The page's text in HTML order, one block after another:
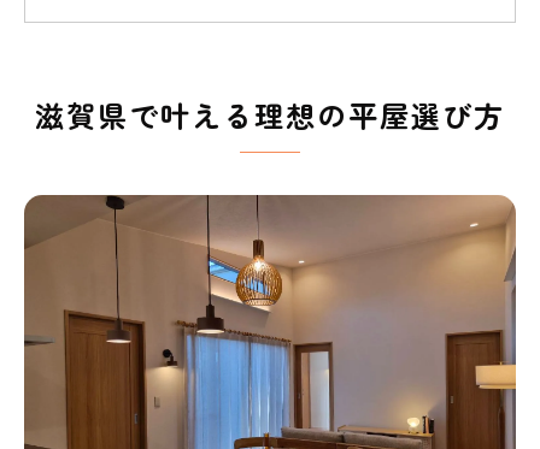
滋賀県で注目の平屋ハウスメーカー比較
法
平屋住宅の人気デザインと選び方のポイ
平屋ランキング活用で後悔しない家づくり
平屋ランキングを活用した比較ポイント
紹介
口コミや評判から見る平屋の選び方ガイ
滋賀県で評価の高い平屋住宅会社の特徴
滋賀県で叶える理想の平屋選び方